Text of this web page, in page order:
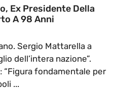
Ex Presidente Della
A 98 Anni
Sergio Mattarella a
dell’intera nazione”.
“Figura fondamentale per
...